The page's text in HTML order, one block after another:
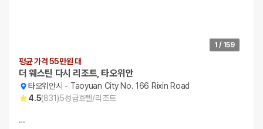
1 / 159
평균 가격 55만원 대
더 웨스틴 다시 리조트, 타오위안
타오위안시 - Taoyuan City No. 166 Rixin Road
4.5(831)5성급호텔/리조트
…